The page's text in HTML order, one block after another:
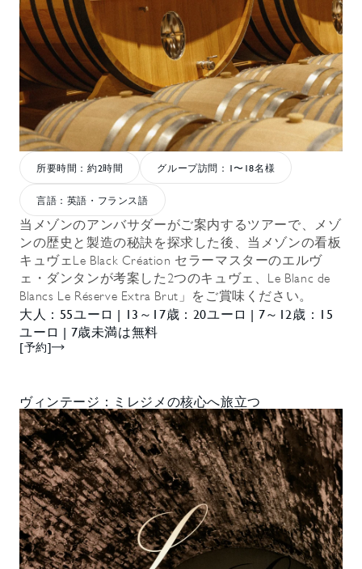
所要時間：約2時間 グループ訪問：1〜18名様
言語：英語・フランス語
当メゾンのアンバサダーがご案内するツアーで、メゾ
ンの歴史と製造の秘訣を探求した後、当メゾンの看板
キュヴェLe Black Création セラーマスターのエルヴ
ェ・ダンタンが考案した2つのキュヴェ、Le Blanc de
Blancs Le Réserve Extra Brut」をご賞味ください。
大人：55ユーロ | 13～17歳：20ユーロ | 7～12歳：15
ユーロ | 7歳未満は無料
[予約]
ヴィンテージ：ミレジメの核心へ旅立つ